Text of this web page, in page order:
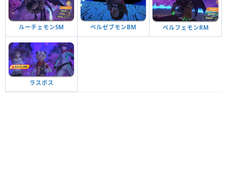
ルーチェモンSM ベルゼブモンBM ベルフェモンRM
ラスボス